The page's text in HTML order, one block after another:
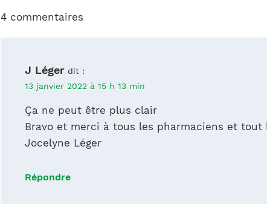
4 commentaires
J Léger dit :
13 janvier 2022 à 15 h 13 min
Ça ne peut être plus clair
Bravo et merci à tous les pharmaciens et tout
Jocelyne Léger
Répondre